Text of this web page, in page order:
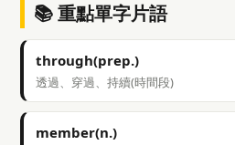
📚 重點單字片語
through(prep.)
透過、穿過、持續(時間段)
member(n.)